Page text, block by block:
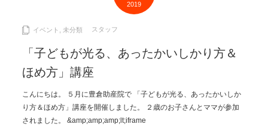
2019
イベント , 未分類 スタッフ
「子どもが光る、あったかいしかり方＆
ほめ方」講座
こんにちは。 ５月に豊倉助産院で 「子どもが光る、あったかいしか
り方＆ほめ方」講座を開催しました。 ２歳のお子さんとママが参加
されました。 &amp;amp;amp;lt;iframe